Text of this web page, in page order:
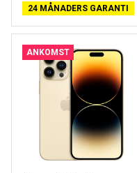
24 MÅNADERS GARANTI
ANKOMST